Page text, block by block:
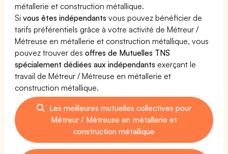
métallerie et construction métallique.
Sivous êtes indépendants vous pouvez bénéficier de
tarifs préférentiels grâce à votre activité de Métreur /
Métreuse en métallerie et construction métallique, vous
pouvez trouver desoffres de Mutuelles TNS
spécialement dédiées aux indépendants exerçant le
travail de Métreur / Métreuse en métallerie et
construction métallique.
Les meilleures mutuelles collectives pour
Métreur / Métreuse en métallerie et
construction métallique